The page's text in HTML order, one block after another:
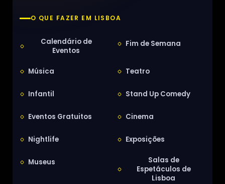
O QUE FAZER EM LISBOA
Calendário de
Eventos
Fim de Semana
Música Teatro
Infantil Stand Up Comedy
Eventos Gratuitos Cinema
Nightlife Exposições
Museus
Salas de
Espetáculos de
Lisboa